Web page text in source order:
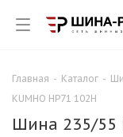
Главная - Каталог -
KUMHO HP71 102H
Шина 235/55